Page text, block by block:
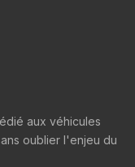
aux véhicules
oublier l'enjeu du